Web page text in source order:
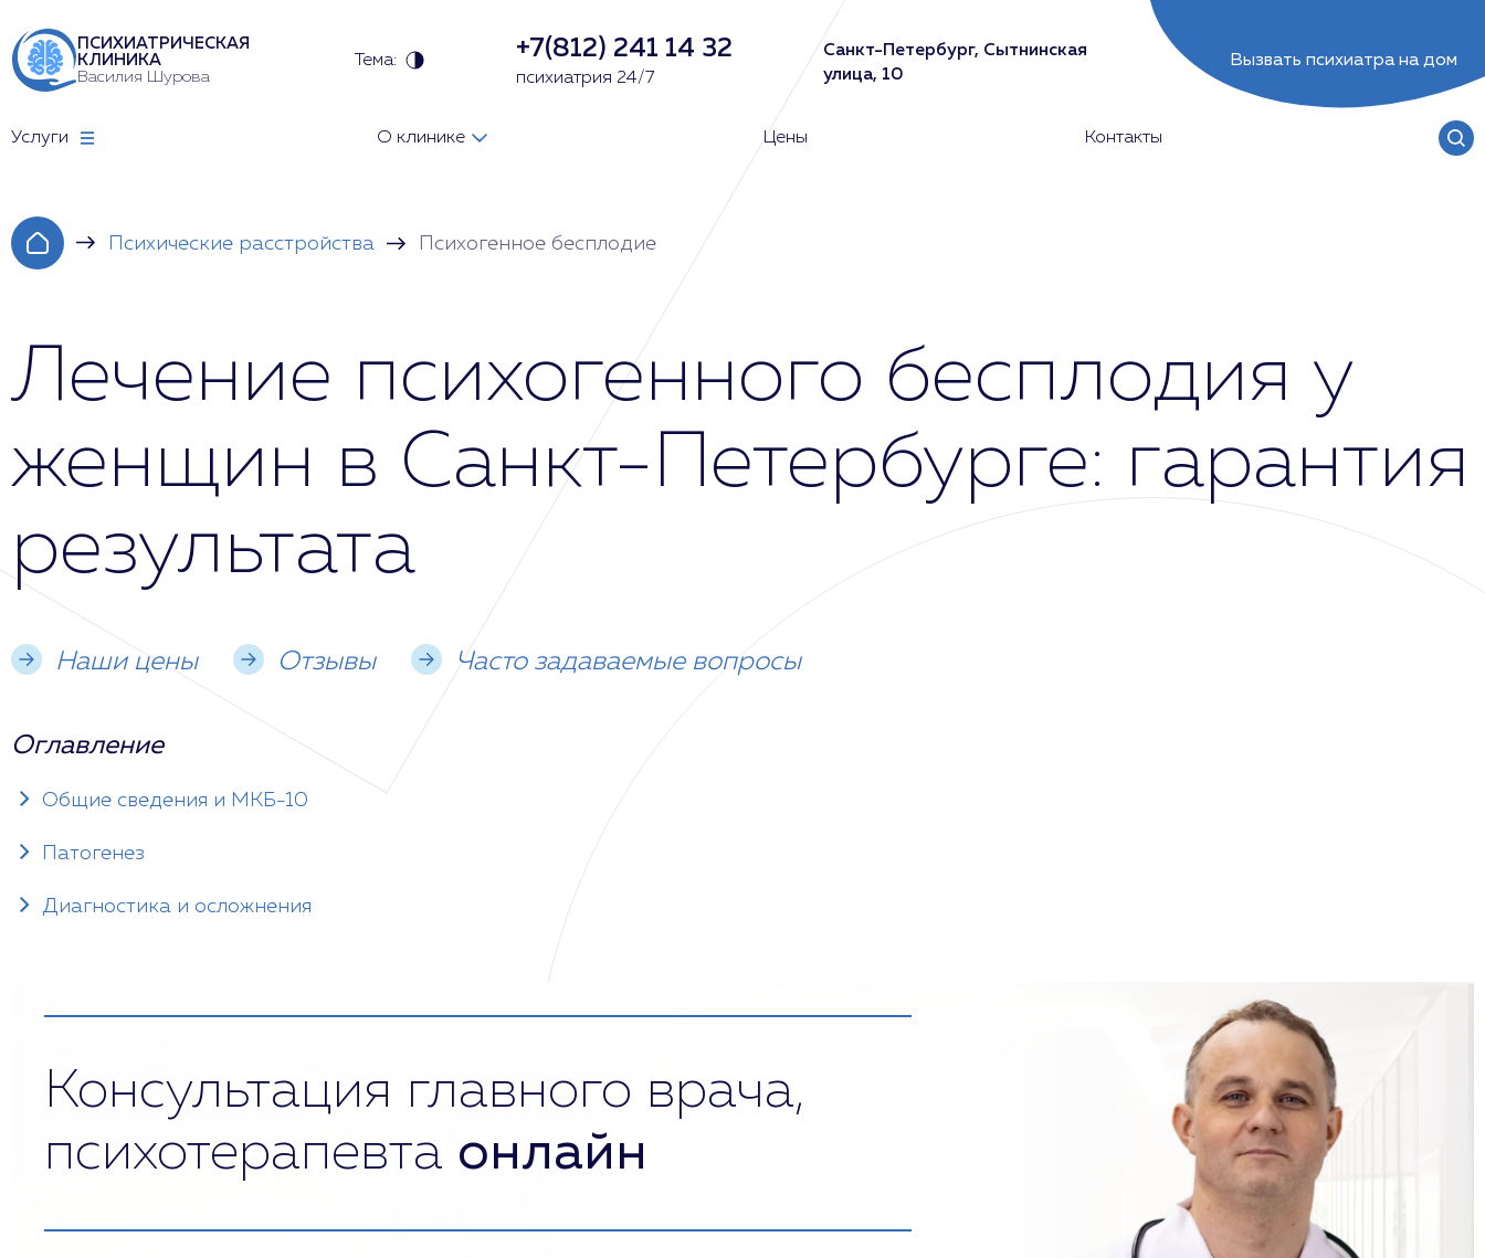
ПСИХИАТРИЧЕСКАЯ
КЛИНИКА
Василия Шурова
Тема: +7(812) 241 14 32
психиатрия 24/7
Санкт-Петербург, Сытнинская
улица, 10
Вызвать психиатра на дом
Услуги О клинике Цены Контакты
Психические расстройства Психогенное бесплодие
Лечение психогенного бесплодия у
женщин в Санкт-Петербурге: гарантия
результата
Наши цены Отзывы Часто задаваемые вопросы
Оглавление
Общие сведения и МКБ-10
Патогенез
Диагностика и осложнения
Консультация главного врача,
психотерапевта онлайн